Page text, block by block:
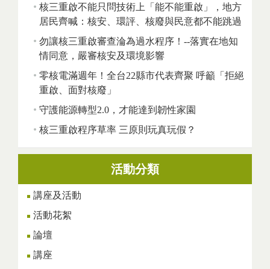
核三重啟不能只問技術上「能不能重啟」，地方
居民齊喊：核安、環評、核廢與民意都不能跳過
勿讓核三重啟審查淪為過水程序！--落實在地知
情同意，嚴審核安及環境影響
零核電滿週年！全台22縣市代表齊聚 呼籲「拒絕
重啟、面對核廢」
守護能源轉型2.0，才能達到韌性家園
核三重啟程序草率 三原則玩真玩假？
活動分類
講座及活動
活動花絮
論壇
講座